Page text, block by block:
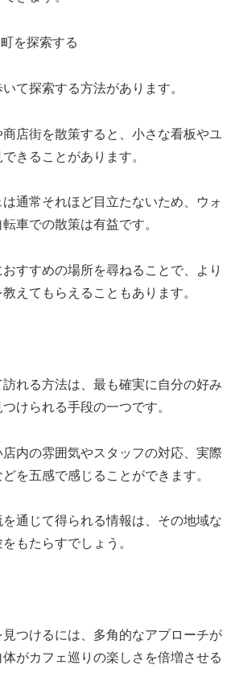
を探索する
て探索する方法があります。
店街を散策すると、小さな看板やユ
きることがあります。
通常それほど目立たないため、ウォ
車での散策は有益です。
すすめの場所を尋ねることで、より
えてもらえることもあります。
れる方法は、最も確実に自分の好み
けられる手段の一つです。
内の雰囲気やスタッフの対応、実際
を五感で感じることができます。
通じて得られる情報は、その地域な
もたらすでしょう。
つけるには、多角的なアプローチが
がカフェ巡りの楽しさを倍増させる